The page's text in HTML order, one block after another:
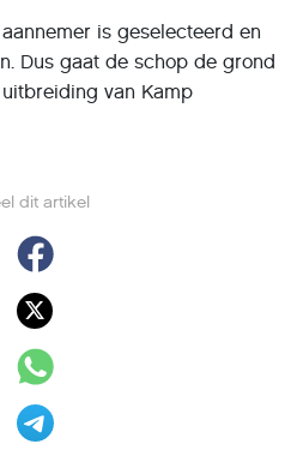
dit artikel
is geselecteerd en
Dus gaat de schop de grond
van Kamp